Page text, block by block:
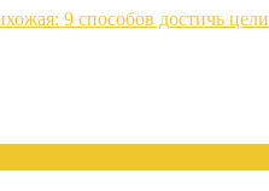
9 способов достичь цели